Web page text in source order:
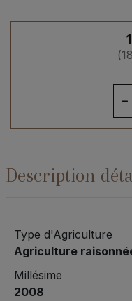
(
Description
Type d'Agriculture
Agriculture
Millésime
2008